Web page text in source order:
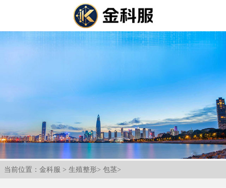
当前位置： 金科服 > 生殖整形> 包茎>